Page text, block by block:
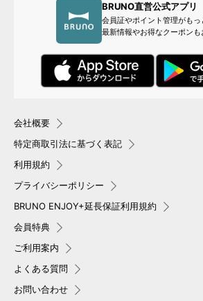
BRUNO直営公式アプリ
会員証やポイント管理がもっ
最新情報やお得なクーポンも
会社概要
特定商取引法に基づく表記
利用規約
プライバシーポリシー
BRUNO ENJOY+延長保証利用規約
会員特典
ご利用案内
よくある質問
お問い合わせ